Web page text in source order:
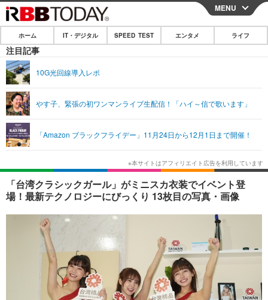
CLOSE
ホーム
IT・デジタル
ショッピング その他
SPEED TEST
エンタメ
エンタメTOP 映画・ドラマ
韓国・芸能
音楽 スポーツ
ショッピング
ライフ
ライフTOP グルメ
ペット ショッピング
その他
リリース一覧
プッシュ通知の停止方法
MENU
ホーム IT・デジタル SPEED TEST エンタメ ライフ
注目記事
10G光回線導入レポ
やす子、緊張の初ワンマンライブ生配信！「ハイ～信で歌います」
「Amazon ブラックフライデー」11月24日から12月1日まで開催！
「台湾クラシックガール」がミニスカ衣装でイベント登
場！最新テクノロジーにびっくり 13枚目の写真・画像